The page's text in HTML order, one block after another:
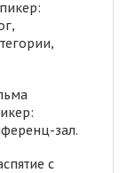
зал.
с